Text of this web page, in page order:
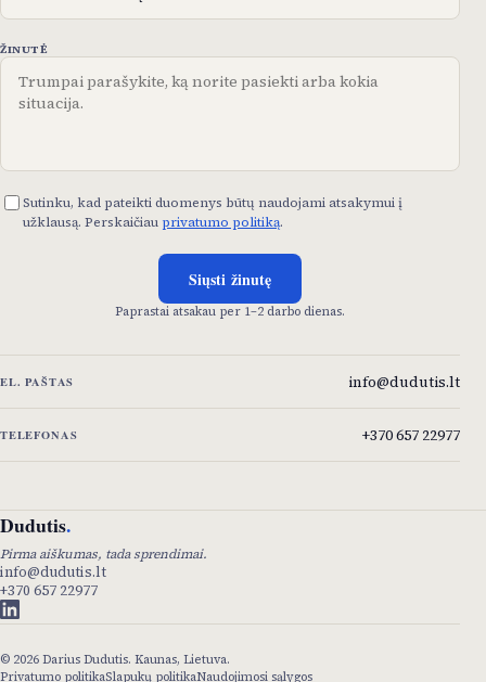
ŽINUTĖ
Sutinku, kad pateikti duomenys būtų naudojami atsakymui į
užklausą. Perskaičiau privatumo politiką.
Siųsti žinutę
Paprastai atsakau per 1–2 darbo dienas.
EL. PAŠTAS info@dudutis.lt
TELEFONAS +370 657 22977
Dudutis.
Pirma aiškumas, tada sprendimai.
info@dudutis.lt
+370 657 22977
© 2026Darius Dudutis. Kaunas, Lietuva.
Privatumo politikaSlapukų politikaNaudojimosi sąlygos